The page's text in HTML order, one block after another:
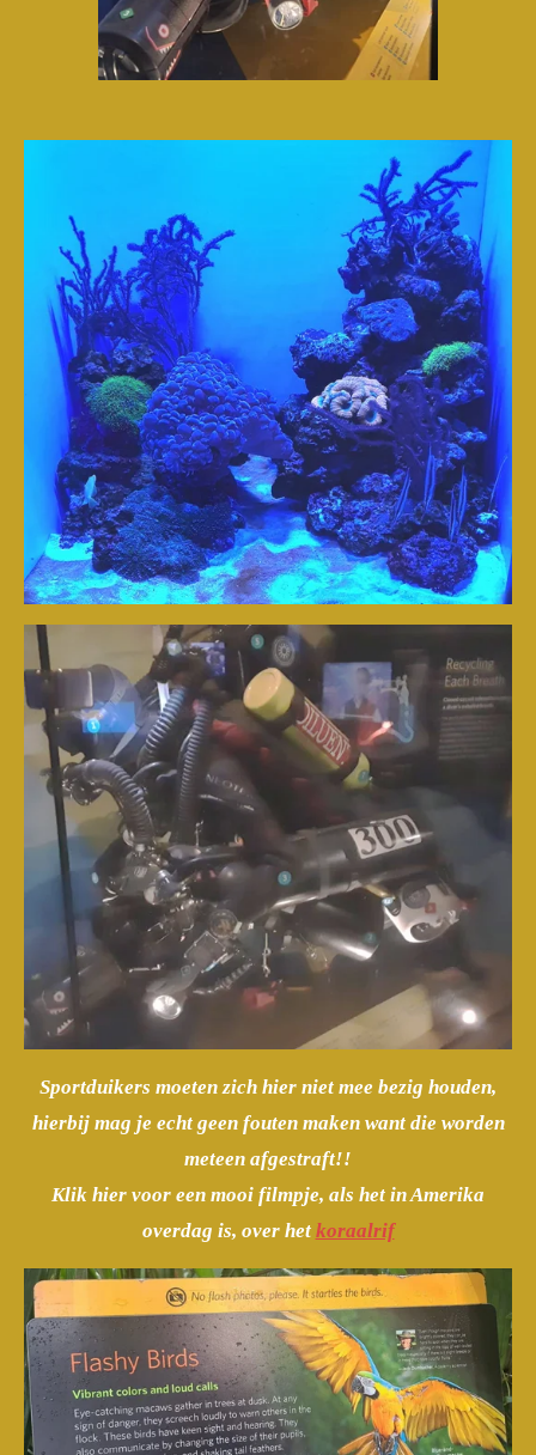
Sportduikers moeten zich hier niet mee bezig houden,
hierbij mag je echt geen fouten maken want die worden
meteen afgestraft!!
Klik hier voor een mooi filmpje, als het in Amerika
overdag is, over het koraalrif